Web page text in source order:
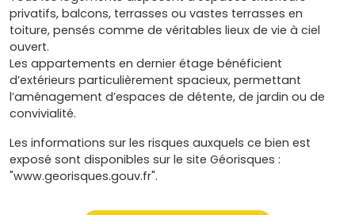
privatifs, balcons, terrasses ou vastes terrasses en
toiture, pensés comme de véritables lieux de vie à ciel
ouvert.
Les appartements en dernier étage bénéficient
d’extérieurs particulièrement spacieux, permettant
l’aménagement d’espaces de détente, de jardin ou de
convivialité.
Les informations sur les risques auxquels ce bien est
exposé sont disponibles sur le site Géorisques :
"www.georisques.gouv.fr".